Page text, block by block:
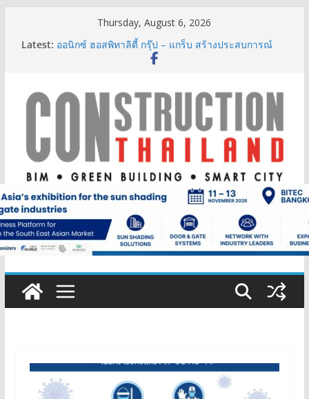
Thursday, August 6, 2026
Latest: ออนิกซ์ ฮอสพิทาลิตี้ กรุ๊ป – แกร็บ สร้างประสบการณ์
การเดินทางที่สะดวกยิ่งขึ้น ภายใต้แนวคิด “More of
Construction & Mining” ขับเคลื่อนอุตสาหกรรม
ก่อสร้างและเหมืองแร่สู่สังคมคาร์บอนต่ำอย่างยั่งยืน
ลลิล พร็อพเพอร์ตี้ ก้าวสู่ปีที่ 40 ยึดลูกค้าเป็นศูนย์กลาง
เดินหน้าสร้างการเติบโตอย่างยั่งยืน
IHG Hotels & Resorts เปิดตัว ฮอลิเดย์ อินน์ เอ็กซ์เพรส
ผู้เชี่ยวชาญด้านวิศวกรรมโครงสร้างเสนอแผนปฏิรูป
มาตรฐานตั้งแต่การออกแบบถึงการตรวจสอบอาคารไทย
รับมือแผ่นดินไหว